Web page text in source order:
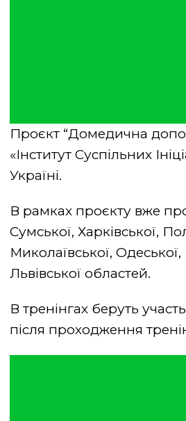
Проєкт “Домедична
«Інститут Суспільних
Україні.
В рамках проєкту вже
Сумської, Харківської,
Миколаївської, Одеської,
Львівської областей.
В тренінгах беруть
після проходження